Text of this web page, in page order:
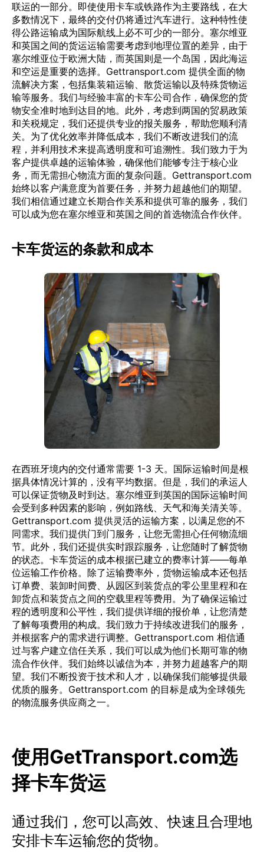
联运的一部分。即使使用卡车或铁路作为主要路线，在大
多数情况下，最终的交付仍将通过汽车进行。这种特性使
得公路运输成为国际航线上必不可少的一部分。塞尔维亚
和英国之间的货运运输需要考虑到地理位置的差异，由于
塞尔维亚位于欧洲大陆，而英国则是一个岛国，因此海运
和空运是重要的选择。Gettransport.com 提供全面的物
流解决方案，包括集装箱运输、散货运输以及特殊货物运
输等服务。我们与经验丰富的卡车公司合作，确保您的货
物安全准时地到达目的地。此外，考虑到两国的贸易政策
和关税规定，我们还提供专业的报关服务，帮助您顺利清
关。为了优化效率并降低成本，我们不断改进我们的流
程，并利用技术来提高透明度和可追溯性。我们致力于为
客户提供卓越的运输体验，确保他们能够专注于核心业
务，而无需担心物流方面的复杂问题。Gettransport.com
始终以客户满意度为首要任务，并努力超越他们的期望。
我们相信通过建立长期合作关系和提供可靠的服务，我们
可以成为您在塞尔维亚和英国之间的首选物流合作伙伴。
卡车货运的条款和成本
在西班牙境内的交付通常需要 1-3 天。国际运输时间是根
据具体情况计算的，没有平均数据。但是，我们的承运人
可以保证货物及时到达。塞尔维亚到英国的国际运输时间
会受到多种因素的影响，例如路线、天气和海关清关等。
Gettransport.com 提供灵活的运输方案，以满足您的不
同需求。我们提供门到门服务，让您无需担心任何物流细
节。此外，我们还提供实时跟踪服务，让您随时了解货物
的状态。卡车货运的成本根据已建立的费率计算——每单
位运输工作价格。除了运输费率外，货物运输成本还包括
订单费、装卸时间费、从园区到装货点的零公里里程和在
卸货点和装货点之间的空载里程等费用。为了确保运输过
程的透明度和公平性，我们提供详细的报价单，让您清楚
了解每项费用的构成。我们致力于持续改进我们的服务，
并根据客户的需求进行调整。Gettransport.com 相信通
过与客户建立信任关系，我们可以成为他们长期可靠的物
流合作伙伴。我们始终以诚信为本，并努力超越客户的期
望。我们不断投资于技术和人才，以确保我们能够提供最
优质的服务。Gettransport.com 的目标是成为全球领先
的物流服务供应商之一。
使用GetTransport.com选
择卡车货运
通过我们，您可以高效、快速且合理地
安排卡车运输您的货物。